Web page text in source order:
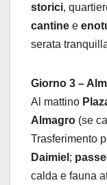
storici,
cantine e
serata
Giorno 3 –
Al mattino
Almagro (se
Trasferimento
Daimiel ;
calda e fauna